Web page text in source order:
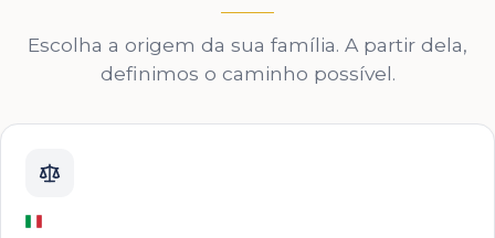
Escolha a origem da sua família. A partir dela,
definimos o caminho possível.